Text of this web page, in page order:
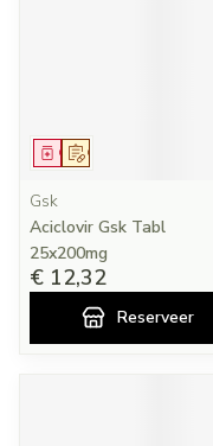
Op voorschrift
Geneesmiddel
Gsk
Aciclovir Gsk Tabl
25x200mg
€ 12,32
Reserveer